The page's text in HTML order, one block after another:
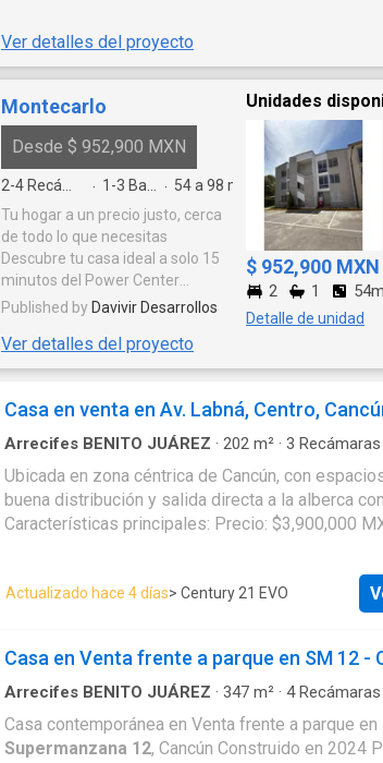
Ver detalles del proyecto
Montecarlo
Desde $ 952,900 MXN
2-4 · 1-3 · 54 a 98
Tu hogar a un precio justo, cerca
de todo lo que necesitas
Descubre tu casa ideal a solo 15
minutos del Power Center
Tecámac y a 5 minutos del centro
la autopista México-Pachuca y a
solo 15 minutos del Aeropuerto
(AIFA), vivir aquí es sinónimo de
comodidad y conectividad.
Disfruta de amenidades
diseñadas para toda la familia:
acceso controlado para tu
seguridad, áreas verdes, juegos
comerciales. Además, es un
esto desde $814,700 MXN. ¡Ven y
comenzar tu nueva vida!
Published by Davivir Desarrollos
Ver detalles del proyecto
Unidades
$ 952,900 MXN
2 1
Detalle de unidad
Casa en venta en Av. Labná, Centro,
Arrecifes BENITO JUÁREZ · 202 m² · 3 Recámaras
Jacuzzi·Cuarto de servicio·Agua
Ubicada en zona céntrica de Cancún, con
buena distribución y salida directa a la alberca
Características principales: Precio: $3,900,000
secundarias en 2do nivel y 3er nivel recámara
independiente 2 estacionamientos Garage
integral en muy buen estado Recámara principal
pequeño con baño (en planta baja) Salida directa
condominal Mantenimiento: $2,200 mensuales
gravamen Documentación lista Acepta crédito
Ubicación: En una zona céntrica y conectada de
Actualizado hace 4 días> Century 21 EVO
Casa en Venta frente a parque en SM 12 -
Arrecifes BENITO JUÁREZ · 347 m² · 4Recámaras
Balcón
Internet·Cuarto de servicio·Agua
Casa contemporánea en Venta frente a parque en
Supermanzana 12, Cancún Construido en 2024